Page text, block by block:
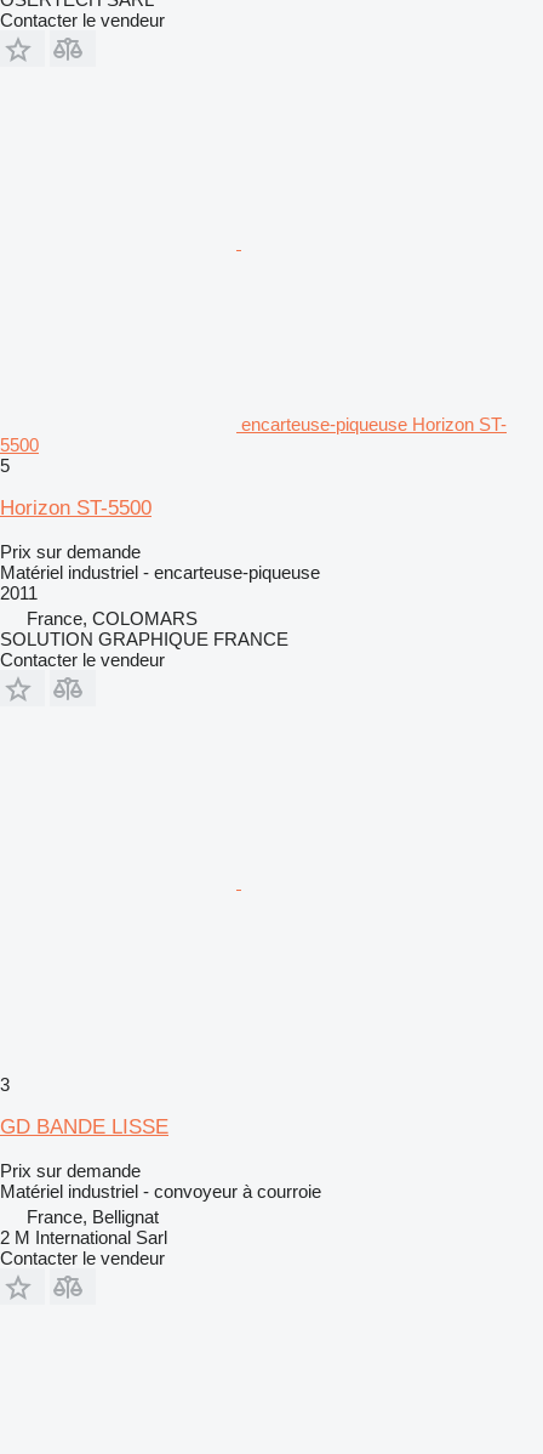
Contacter le vendeur
encarteuse-piqueuse Horizon ST-
5500
5
Horizon ST-5500
Prix sur demande
Matériel industriel - encarteuse-piqueuse
2011
France, COLOMARS
SOLUTION GRAPHIQUE FRANCE
Contacter le vendeur
3
GD BANDE LISSE
Prix sur demande
Matériel industriel - convoyeur à courroie
France, Bellignat
2 M International Sarl
Contacter le vendeur